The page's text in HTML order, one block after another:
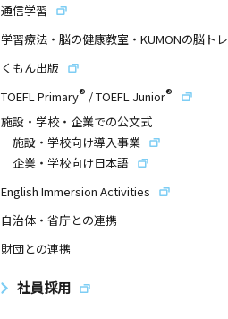
通信学習
学習療法・脳の健康教室・KUMONの脳トレ
くもん出版
TOEFL Primary® /TOEFL Junior®
施設・学校・企業での公文式
施設・学校向け導入事業
企業・学校向け日本語
English Immersion Activities
自治体・省庁との連携
財団との連携
社員採用